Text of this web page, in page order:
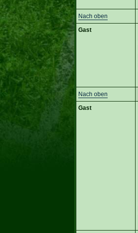
Nach oben
Gast
Nach oben
Gast